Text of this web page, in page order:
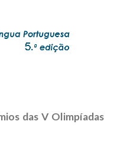
das V Olimpíadas